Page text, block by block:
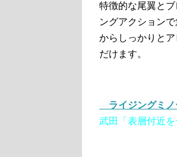
特徴的な尾翼と
ングアクション
からしっかりと
だけます。
ライジングミノ
武田「表層付近を